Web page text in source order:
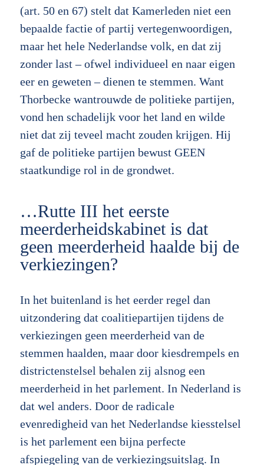
(art. 50 en 67) stelt dat Kamerleden niet een
bepaalde factie of partij vertegenwoordigen,
maar het hele Nederlandse volk, en dat zij
zonder last – ofwel individueel en naar eigen
eer en geweten – dienen te stemmen. Want
Thorbecke wantrouwde de politieke partijen,
vond hen schadelijk voor het land en wilde
niet dat zij teveel macht zouden krijgen. Hij
gaf de politieke partijen bewust GEEN
staatkundige rol in de grondwet.
…Rutte III het eerste
meerderheidskabinet is dat
geen meerderheid haalde bij de
verkiezingen?
In het buitenland is het eerder regel dan
uitzondering dat coalitiepartijen tijdens de
verkiezingen geen meerderheid van de
stemmen haalden, maar door kiesdrempels en
districtenstelsel behalen zij alsnog een
meerderheid in het parlement. In Nederland is
dat wel anders. Door de radicale
evenredigheid van het Nederlandse kiesstelsel
is het parlement een bijna perfecte
afspiegeling van de verkiezingsuitslag. In